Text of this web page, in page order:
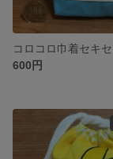
600円